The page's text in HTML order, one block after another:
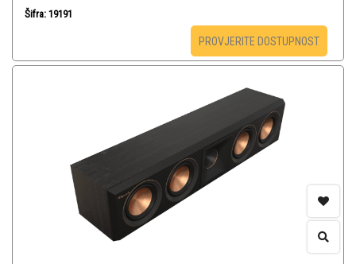
Šifra: 19191
PROVJERITE DOSTUPNOST